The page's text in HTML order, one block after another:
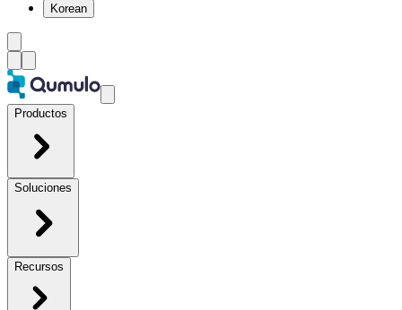
Korean
Productos
Soluciones
Recursos